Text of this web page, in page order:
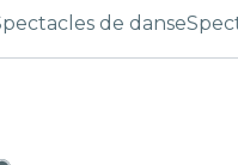
de danse